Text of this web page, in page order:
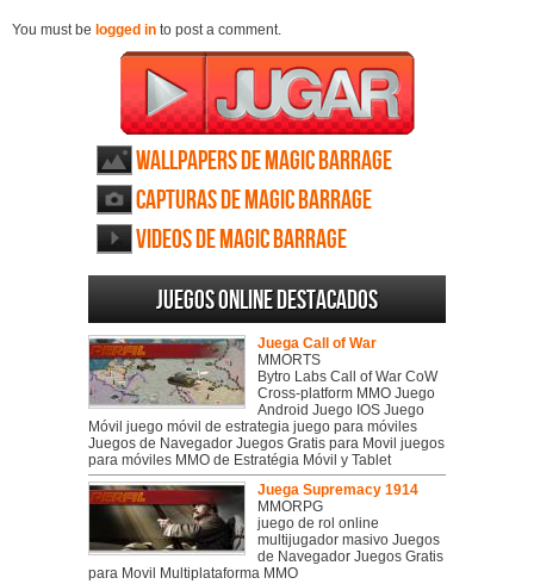
You must be logged in to post a comment.
Wallpapers de Magic Barrage
Capturas de Magic Barrage
Videos de Magic Barrage
Juegos online destacados
Juega Call of War
MMORTS
Bytro Labs Call of War CoW
Cross-platform MMO Juego
Android Juego IOS Juego
Móvil juego móvil de estrategia juego para móviles
Juegos de Navegador Juegos Gratis para Movil juegos
para móviles MMO de Estratégia Móvil y Tablet
Juega Supremacy 1914
MMORPG
juego de rol online
multijugador masivo Juegos
de Navegador Juegos Gratis
para Movil Multiplataforma MMO